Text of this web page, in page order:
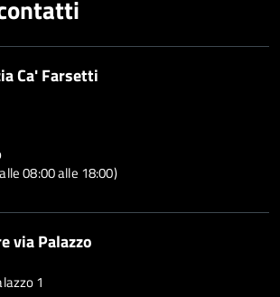
Ca' Farsetti
08:00 alle 18:00)
via Palazzo
1